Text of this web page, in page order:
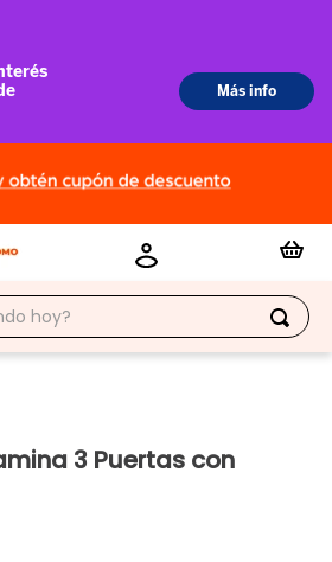
hoy?
3 Puertas con
2.
escritorio